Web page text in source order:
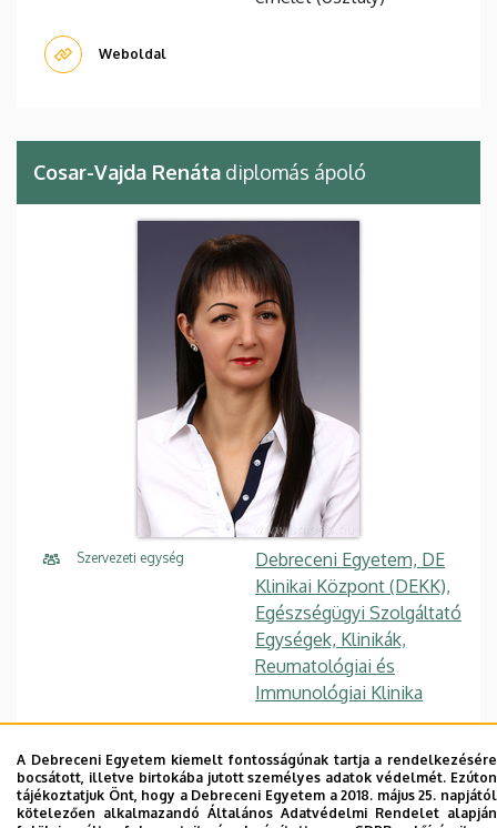
Weboldal
Cosar-Vajda Renáta diplomás ápoló
Szervezeti egység
Debreceni Egyetem, DE
Klinikai Központ (DEKK),
Egészségügyi Szolgáltató
Egységek, Klinikák,
Reumatológiai és
Immunológiai Klinika
mellék
E-mail
vajda.renata@med.unideb
.hu
A Debreceni Egyetem kiemelt fontosságúnak tartja a rendelkezésére
bocsátott, illetve birtokába jutott személyes adatok védelmét. Ezúton
tájékoztatjuk Önt, hogy a Debreceni Egyetem a 2018. május 25. napjától
kötelezően alkalmazandó Általános Adatvédelmi Rendelet alapján